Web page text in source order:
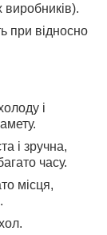
виробників).
при відносно
і
і зручна,
часу.
місця,